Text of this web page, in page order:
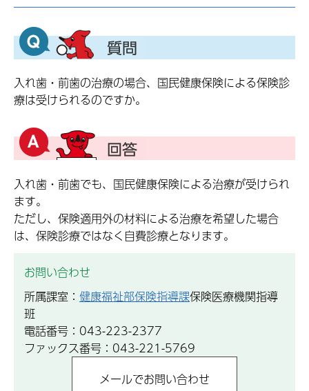
入れ歯・前歯の治療の場合、国民健康保険による保険診
療は受けられるのですか。
入れ歯・前歯でも、国民健康保険による治療が受けられ
ます。
ただし、保険適用外の材料による治療を希望した場合
は、保険診療ではなく自費診療となります。
お問い合わせ
所属課室： 健康福祉部保険指導課保険医療機関指導
班
電話番号：043-223-2377
ファックス番号：043-221-5769